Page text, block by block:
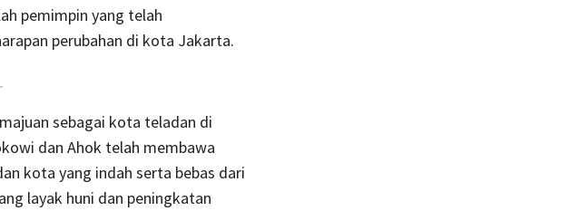
pemimpin yang telah
perubahan di kota Jakarta.
sebagai kota teladan di
dan Ahok telah membawa
kota yang indah serta bebas dari
layak huni dan peningkatan